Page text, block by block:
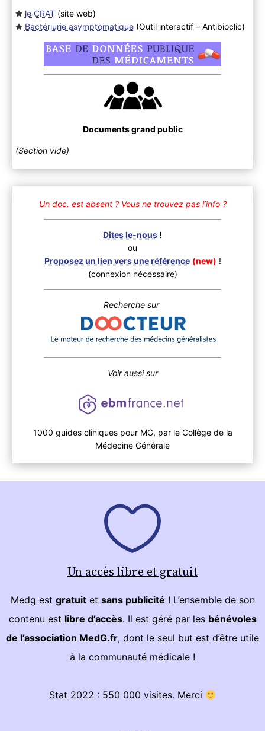
le CRAT(site web)
Bactériurie asymptomatique(Outil interactif – Antibioclic)
Documents grand public
(Section vide)
Un doc. est absent ? Vous ne trouvez pas l’info ?
Dites le-nous !
ou
Proposez un lien vers une référence (new) !
(connexion nécessaire)
Recherche sur
Voir aussi sur
1000 guides cliniques pour MG, par le Collège de la
Médecine Générale
Un accès libre et gratuit
Medg est gratuitet sans publicité ! L’ensemble de son
contenu est libre d’accès. Il est géré par les bénévoles
de l’association MedG.fr, dont le seul but est d’être utile
à la communauté médicale !
Stat 2022 : 550 000 visites. Merci